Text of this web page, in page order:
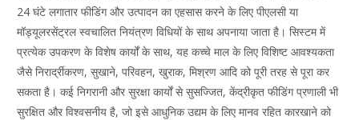
24 घंटे लगातार फीडिंग और उत्पादन का एहसास करने के लिए पीएलसी या
मॉड्यूलरसेंट्रल स्वचालित नियंत्रण विधियों के साथ अपनाया जाता है। सिस्टम में
प्रत्येक उपकरण के विशेष कार्यों के साथ, यह कच्चे माल के लिए विशिष्ट आवश्यकता
जैसे निरार्द्रीकरण, सुखाने, परिवहन, खुराक, मिश्रण आदि को पूरी तरह से पूरा कर
सकता है। कई निगरानी और सुरक्षा कार्यों से सुसज्जित, केंद्रीकृत फीडिंग प्रणाली भी
सुरक्षित और विश्वसनीय है, जो इसे आधुनिक उद्यम के लिए मानव रहित कारखाने को